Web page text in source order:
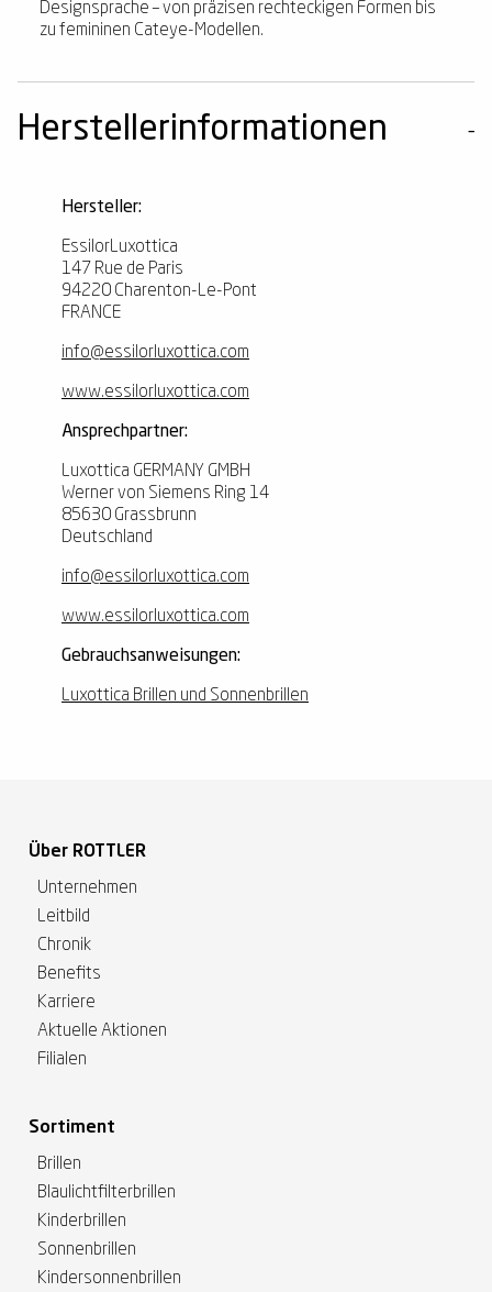
Designsprache – von präzisen rechteckigen Formen bis
zu femininen Cateye-Modellen.
Herstellerinformationen
Hersteller:
EssilorLuxottica
147 Rue de Paris
94220 Charenton-Le-Pont
FRANCE
info@essilorluxottica.com
www.essilorluxottica.com
Ansprechpartner:
Luxottica GERMANY GMBH
Werner von Siemens Ring 14
85630 Grassbrunn
Deutschland
info@essilorluxottica.com
www.essilorluxottica.com
Gebrauchsanweisungen:
Luxottica Brillen und Sonnenbrillen
Über ROTTLER
Unternehmen
Leitbild
Chronik
Benefits
Karriere
Aktuelle Aktionen
Filialen
Sortiment
Brillen
Blaulichtfilterbrillen
Kinderbrillen
Sonnenbrillen
Kindersonnenbrillen